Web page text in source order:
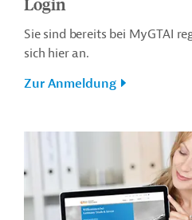
Sie sind bereits bei MyGTAI
sich hier an.
Zur Anmeldung